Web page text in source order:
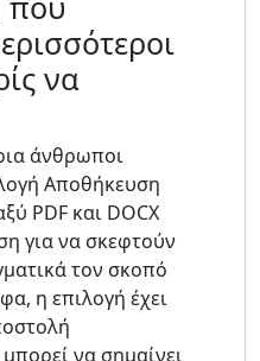
να
άνθρωποι
Αποθήκευση
PDF και DOCX
για να σκεφτούν
τον σκοπό
η επιλογή έχει
να σημαίνει